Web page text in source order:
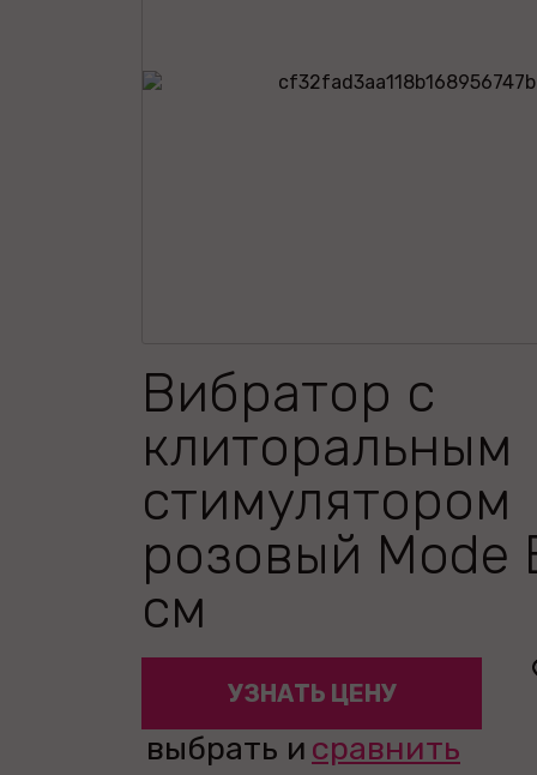
Вибратор с
клиторальным
стимулятором
розовый Mode
см
УЗНАТЬ ЦЕНУ
выбрать и сравнить